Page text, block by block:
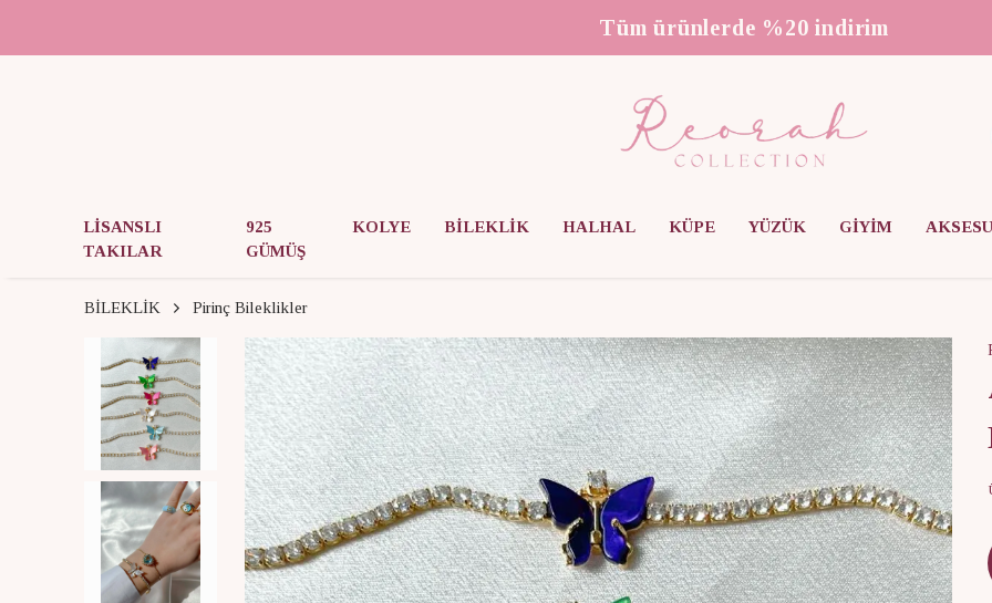
3000 ₺ üzeri ücretsiz kargo
LİSANSLI
TAKILAR
925
GÜMÜŞ
KOLYE BİLEKLİK HALHAL KÜPE YÜZÜK GİYİM
BİLEKLİK Pirinç Bileklikler